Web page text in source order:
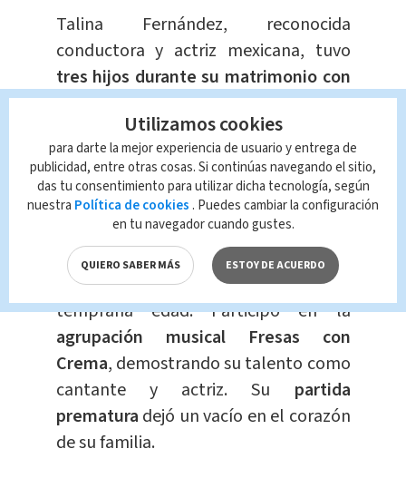
Talina Fernández, reconocida
conductora y actriz mexicana, tuvo
tres hijos durante su matrimonio con
Gerardo Levy: Gerardo Patricio, Juan
Jorge y Mariana Levy, quien murió en
el año 2005 a causa de un infarto tras
servíctima de un asalto.
Mariana Levy, siguió los pasos
artísticos de su madre, mostró interés
por el mundo del
espectáculodesde
temprana edad. Participó en la
agrupación musical Fresas con
Crema, demostrando su talento como
cantante y actriz. Su partida
prematura dejó un vacío en el corazón
de su familia.
Utilizamos cookies
para darte la mejor experiencia de usuario y entrega de
publicidad, entre otras cosas. Si continúas navegando el sitio,
das tu consentimiento para utilizar dicha tecnología, según
nuestra Política de cookies . Puedes cambiar la configuración
en tu navegador cuando gustes.
QUIERO SABER MÁS ESTOY DE ACUERDO